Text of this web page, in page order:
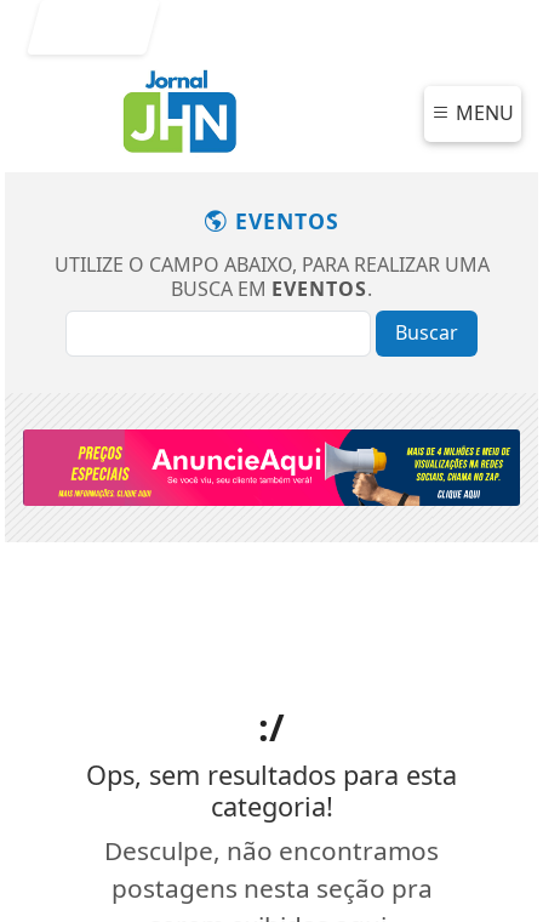
MENU
EVENTOS
UTILIZE O CAMPO ABAIXO, PARA REALIZAR UMA
BUSCA EM EVENTOS.
Buscar
:/
Ops, sem resultados para esta
categoria!
Desculpe, não encontramos
postagens nesta seção pra